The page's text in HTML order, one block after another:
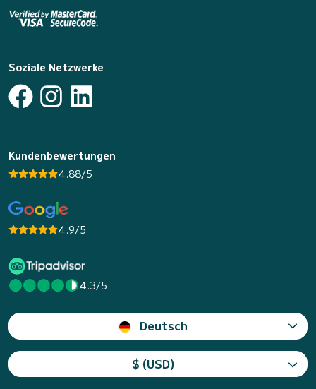
Soziale Netzwerke
Kundenbewertungen
4.88/5
4.9/5
4.3/5
Deutsch
$ (USD)